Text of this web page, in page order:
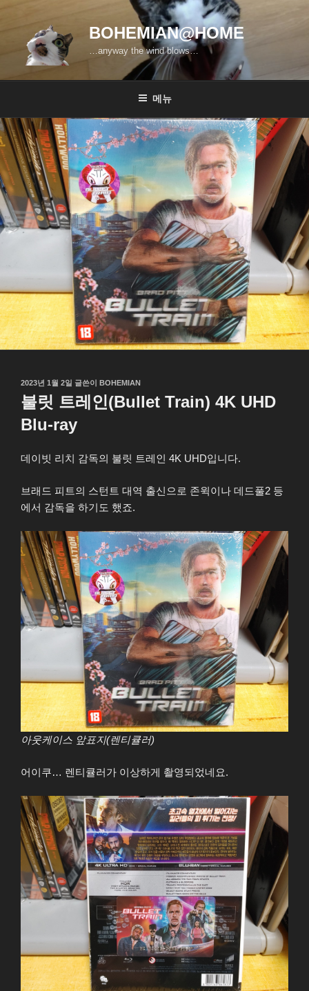
콘
기
BOHEMIAN@HOME
…anyway the wind blows…
메뉴
작
성
일
자
2023년 1월 2일 글쓴이 BOHEMIAN
불릿 트레인(Bullet Train) 4K UHD
Blu-ray
데이빗 리치 감독의 불릿 트레인 4K UHD입니다.
브래드 피트의 스턴트 대역 출신으로 존윅이나 데드풀2 등
에서 감독을 하기도 했죠.
아웃케이스 앞표지(렌티큘러)
어이쿠… 렌티큘러가 이상하게 촬영되었네요.